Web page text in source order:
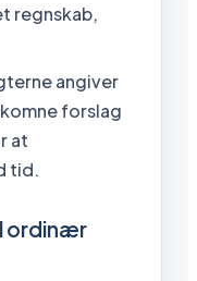
regnskab,
angiver
forslag
at
tid.
ordinær